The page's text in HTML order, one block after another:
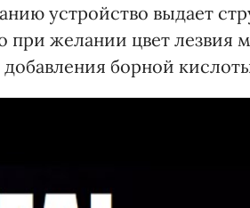
устройство выдает
при желании цвет лезвия
борной